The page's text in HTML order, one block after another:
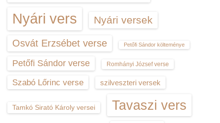
Nyári vers Nyári versek
Osvát Erzsébet verse Petőfi Sándor költeménye
Petőfi Sándor verse Romhányi József verse
Szabó Lőrinc verse szilveszteri versek
Tamkó Sirató Károly versei Tavaszi vers